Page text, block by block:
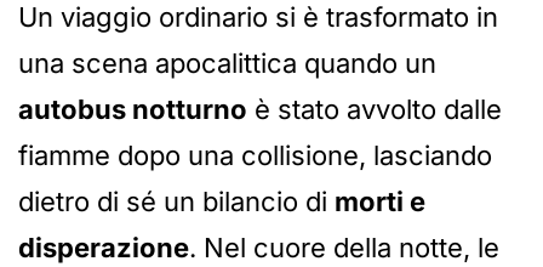
Un viaggio ordinario si è trasformato in
una scena apocalittica quando un
autobus notturno è stato avvolto dalle
fiamme dopo una collisione, lasciando
dietro di sé un bilancio di morti e
disperazione. Nel cuore della notte, le